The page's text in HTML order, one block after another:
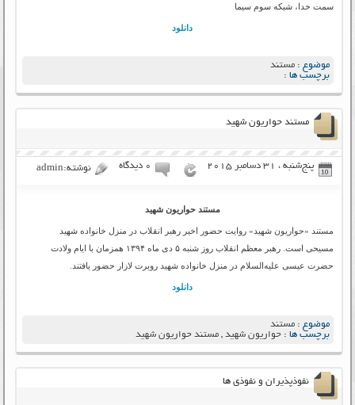
سمت خدا، شبکه سوم سیما
دانلود
موضوع :مستند
برچسب ها :
مستند حواریون شهید
پنج‌شنبه ، 31 دسامبر 2015 ۰ دیدگاه نوشته:admin
مستند حواریون شهید
مستند «حواریون شهید» روایت حضور اخیر رهبر انقلاب در منزل خانواده شهید
مسیحی است. رهبر معظم انقلاب روز شنبه ۵ دی ماه ۱۳۹۴ همزمان با ایام ولادت
حضرت عیسی علیه‌السلام در منزل خانواده‌ شهید روبرت لازار حضور یافتند.
دانلود
موضوع :مستند
برچسب ها :حواریون شهید ,مستند حواریون شهید
نفوذپذیران و نفوذی‌ ها